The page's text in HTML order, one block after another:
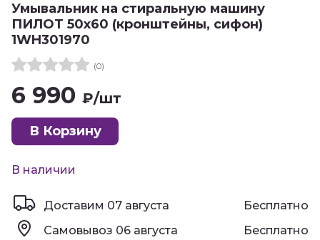
Умывальник на стиральную машину
ПИЛОТ 50х60 (кронштейны, сифон)
1WH301970
(0)
6 990 ₽/шт
В Корзину
В наличии
Доставим 07 августа
Бесплатно
Самовывоз 06 августа Бесплатно